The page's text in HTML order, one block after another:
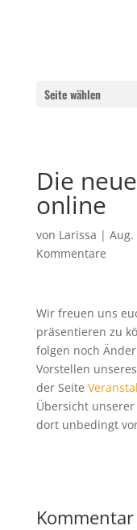
Seite wählen
Die
online
von Larissa | Aug.
Kommentare
Wir freuen uns
präsentieren zu
folgen noch
Vorstellen
der Seite
Übersicht
dort unbedingt